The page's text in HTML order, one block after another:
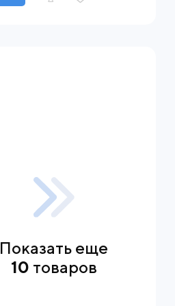
Показать еще
10 товаров